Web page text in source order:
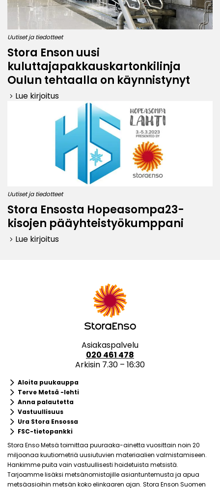
Uutiset ja tiedotteet
Stora Enson uusi
kuluttajapakkauskartonkilinja
Oulun tehtaalla on käynnistynyt
keyboard_arrow_right Lue kirjoitus
Uutiset ja tiedotteet
Stora Ensosta Hopeasompa23-
kisojen pääyhteistyökumppani
keyboard_arrow_right Lue kirjoitus
Asiakaspalvelu
020 461 478
Arkisin 7.30 – 16:30
keyboard_arrow_rightAloita puukauppa
keyboard_arrow_rightTerve Metsä -lehti
keyboard_arrow_rightAnna palautetta
keyboard_arrow_rightVastuullisuus
keyboard_arrow_rightUra Stora Ensossa
keyboard_arrow_rightFSC-tietopankki
Stora Enso Metsä toimittaa puuraaka-ainetta vuosittain noin 20
miljoonaa kuutiometriä uusiutuvien materiaalien valmistamiseen.
Hankimme puita vain vastuullisesti hoidetuista metsistä.
Tarjoamme lisäksi metsänomistajille asiantuntemusta ja apua
metsäasioihin metsän koko elinkaaren ajan. Stora Enson Suomen